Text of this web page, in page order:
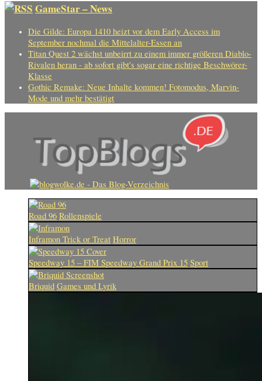
GameStar – News
Die Gilde: Europa 1410 heizt vor dem Early Access im
September nochmal die Mittelalter-Essen an
Titan Quest 2 wächst unbeirrt zu einem immer größeren Diablo-
Rivalen heran - ab sofort gibt's sogar eine richtige Beschwörer-
Klasse
Gothic Remake: Neue Inhalte kommen! Fotomodus, Marvin-
Mode und mehr bestätigt
Road 96 Rollenspiele
Inframon Trick or Treat Horror
Speedway 15 – FIM Speedway Grand Prix 15 Sport
Briquid Games und Lyrik